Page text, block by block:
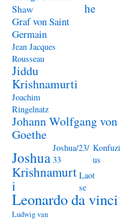
Shaw
he
Graf von Saint
Germain
Jean Jacques
Rousseau
Jiddu
Krishnamurti
Joachim
Ringelnatz
Johann Wolfgang von
Goethe
Joshua
Joshua/23/
33
Konfuzi
us
Krishnamurt
i
Laot
se
Leonardo da vinci
Ludwig van